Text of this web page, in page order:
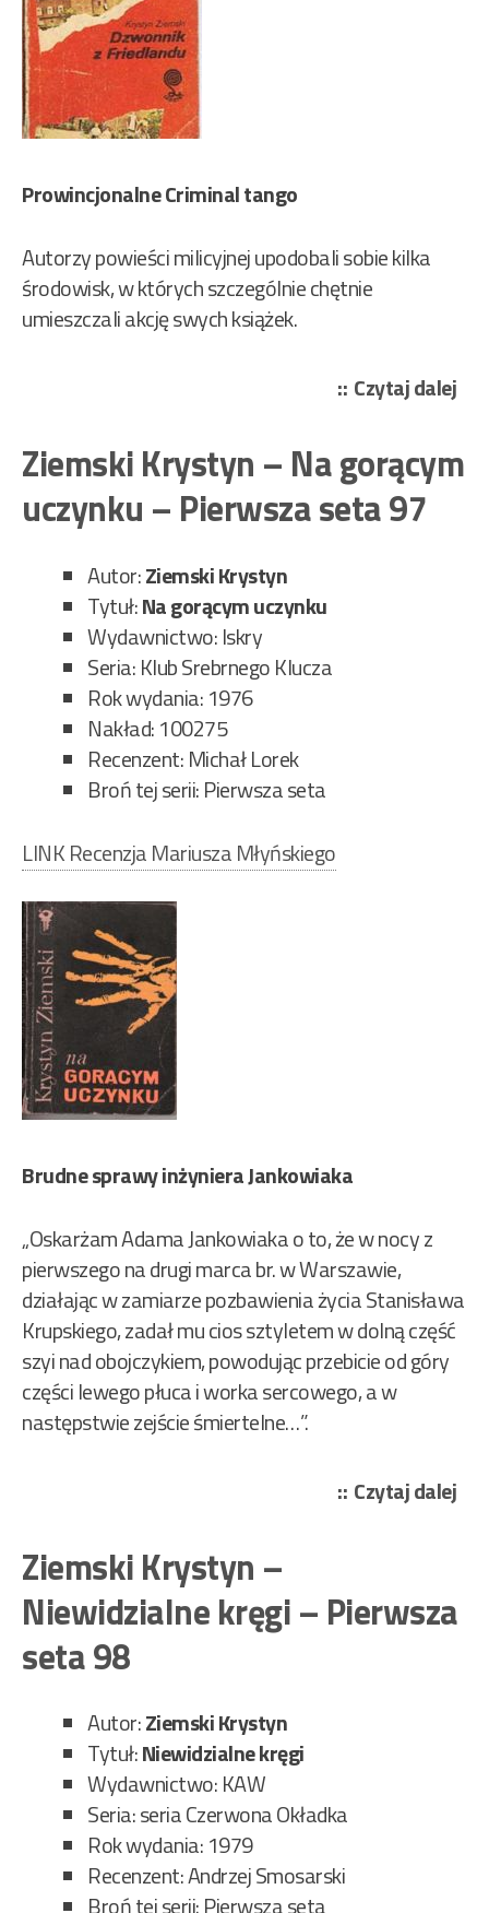
Prowincjonalne Criminal tango
Autorzy powieści milicyjnej upodobali sobie kilka
środowisk, w których szczególnie chętnie
umieszczali akcję swych książek.
Czytaj dalej
Ziemski Krystyn – Na gorącym
uczynku – Pierwsza seta 97
Autor:Ziemski Krystyn
Tytuł:Na gorącym uczynku
Wydawnictwo: Iskry
Seria: Klub Srebrnego Klucza
Rok wydania: 1976
Nakład: 100275
Recenzent: Michał Lorek
Broń tej serii: Pierwsza seta
LINK Recenzja Mariusza Młyńskiego
Brudne sprawy inżyniera Jankowiaka
„Oskarżam Adama Jankowiaka o to, że w nocy z
pierwszego na drugi marca br. w Warszawie,
działając w zamiarze pozbawienia życia Stanisława
Krupskiego, zadał mu cios sztyletem w dolną część
szyi nad obojczykiem, powodując przebicie od góry
części lewego płuca i worka sercowego, a w
następstwie zejście śmiertelne…”.
Czytaj dalej
Ziemski Krystyn –
Niewidzialne kręgi – Pierwsza
seta 98
Autor:Ziemski Krystyn
Tytuł:Niewidzialne kręgi
Wydawnictwo: KAW
Seria: seria Czerwona Okładka
Rok wydania: 1979
Recenzent: Andrzej Smosarski